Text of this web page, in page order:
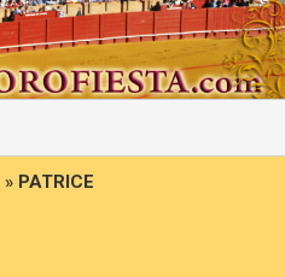
» PATRICE